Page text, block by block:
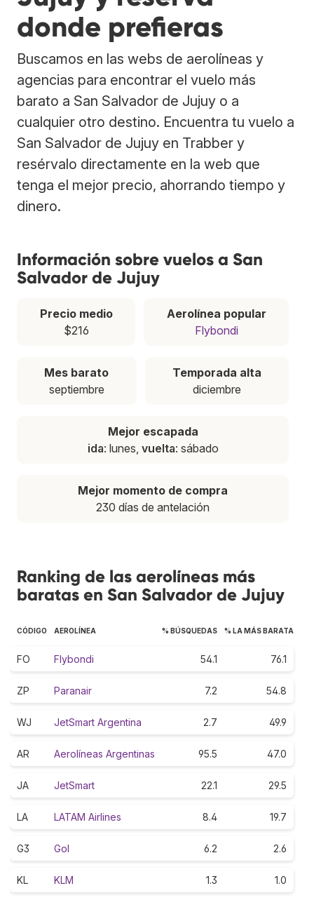
donde prefieras
Buscamos en las webs de aerolíneas y
agencias para encontrar el vuelo más
barato a San Salvador de Jujuy o a
cualquier otro destino. Encuentra tu vuelo a
San Salvador de Jujuy en Trabber y
resérvalo directamente en la web que
tenga el mejor precio, ahorrando tiempo y
dinero.
Información sobre vuelos a San
Salvador de Jujuy
Precio medio
$216
Aerolínea popular
Flybondi
Mes barato
septiembre
Temporada alta
diciembre
Mejor escapada
ida: lunes, vuelta: sábado
Mejor momento de compra
230 días de antelación
Ranking de las aerolíneas más
baratas en San Salvador de Jujuy
CÓDIGO AEROLÍNEA % BÚSQUEDAS % LA MÁS BARATA
FO Flybondi 54.1 76.1
ZP Paranair 7.2 54.8
WJ JetSmart Argentina 2.7 49.9
AR Aerolíneas Argentinas 95.5 47.0
JA JetSmart 22.1 29.5
LA LATAM Airlines 8.4 19.7
G3 Gol 6.2 2.6
KL KLM 1.3 1.0